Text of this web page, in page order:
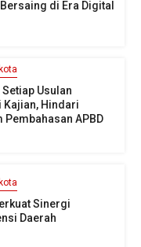
di Era Digital
Setiap Usulan
Hindari
APBD
Sinergi
Daerah